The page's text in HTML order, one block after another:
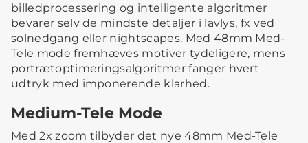
billedprocessering og intelligente algoritmer
bevarer selv de mindste detaljer i lavlys, fx ved
solnedgang eller nightscapes. Med 48mm Med-
Tele mode fremhæves motiver tydeligere, mens
portrætoptimeringsalgoritmer fanger hvert
udtryk med imponerende klarhed.
Medium-Tele Mode
Med 2x zoom tilbyder det nye 48mm Med-Tele